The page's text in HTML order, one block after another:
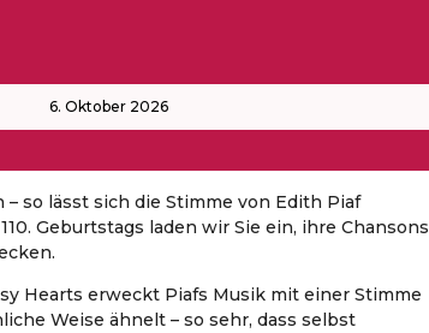
6. Oktober 2026
so lässt sich die Stimme von Edith Piaf
Geburtstags laden wir Sie ein, ihre Chansons
Hearts erweckt Piafs Musik mit einer Stimme
Weise ähnelt – so sehr, dass selbst